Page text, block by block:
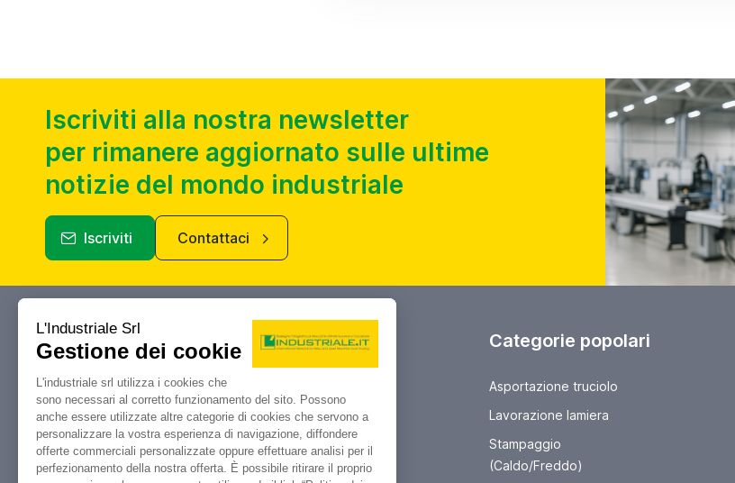
Iscriviti alla nostra newsletter
per rimanere aggiornato sulle ultime
notizie del mondo industriale
Iscriviti Contattaci
Industriale.it
Il tuo portale di riferimento per
compravendita, aste e liquidazioni di
macchine utensili e macchinari
industriali.
Categorie popolari
Asportazione truciolo
Lavorazione lamiera
Stampaggio
(Caldo/Freddo)